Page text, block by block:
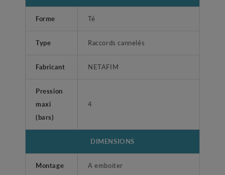
Forme Té
Type Raccords cannelés
Fabricant NETAFIM
Pression
maxi
(bars)
4
DIMENSIONS
Montage A emboiter